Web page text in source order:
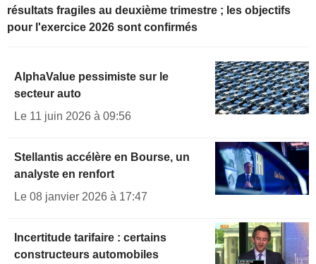
résultats fragiles au deuxième trimestre ; les objectifs
pour l'exercice 2026 sont confirmés
AlphaValue pessimiste sur le
secteur auto
Le 11 juin 2026 à 09:56
Stellantis accélère en Bourse, un
analyste en renfort
Le 08 janvier 2026 à 17:47
Incertitude tarifaire : certains
constructeurs automobiles